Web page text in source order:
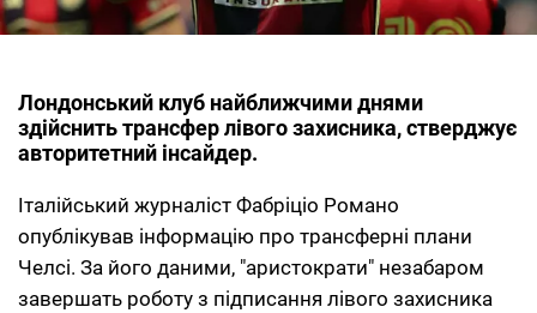
Лондонський клуб найближчими днями
здійснить трансфер лівого захисника, стверджує
авторитетний інсайдер.
Італійський журналіст Фабріціо Романо
опублікував інформацію про трансферні плани
Челсі. За його даними, "аристократи" незабаром
завершать роботу з підписання лівого захисника